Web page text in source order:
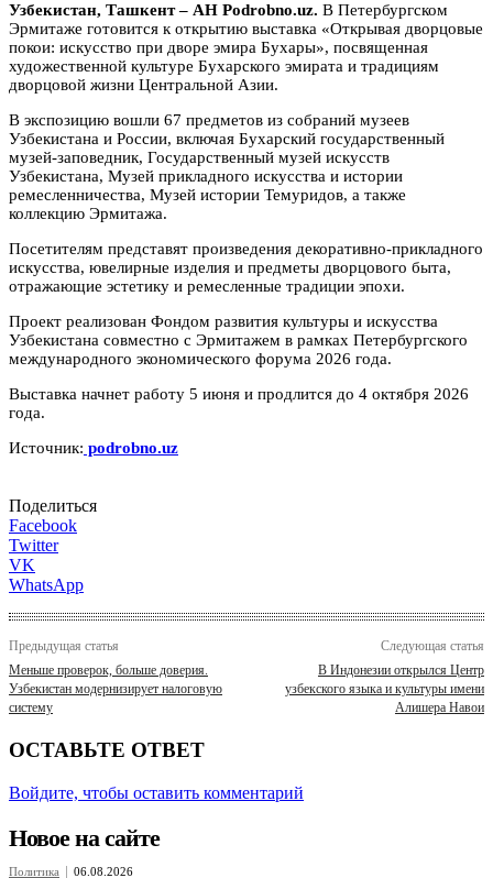
Узбекистан, Ташкент – АН Podrobno.uz. В Петербургском
Эрмитаже готовится к открытию выставка «Открывая дворцовые
покои: искусство при дворе эмира Бухары», посвященная
художественной культуре Бухарского эмирата и традициям
дворцовой жизни Центральной Азии.
В экспозицию вошли 67 предметов из собраний музеев
Узбекистана и России, включая Бухарский государственный
музей-заповедник, Государственный музей искусств
Узбекистана, Музей прикладного искусства и истории
ремесленничества, Музей истории Темуридов, а также
коллекцию Эрмитажа.
Посетителям представят произведения декоративно-прикладного
искусства, ювелирные изделия и предметы дворцового быта,
отражающие эстетику и ремесленные традиции эпохи.
Проект реализован Фондом развития культуры и искусства
Узбекистана совместно с Эрмитажем в рамках Петербургского
международного экономического форума 2026 года.
Выставка начнет работу 5 июня и продлится до 4 октября 2026
года.
Источник: podrobno.uz
Поделиться
Facebook
Twitter
VK
WhatsApp
Предыдущая статья
Меньше проверок, больше доверия.
Узбекистан модернизирует налоговую
систему
Следующая статья
В Индонезии открылся Центр
узбекского языка и культуры имени
Алишера Навои
ОСТАВЬТЕ ОТВЕТ
Войдите, чтобы оставить комментарий
Новое на сайте
Политика 06.08.2026